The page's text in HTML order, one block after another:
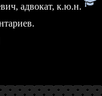
адвокат, к.ю.н.